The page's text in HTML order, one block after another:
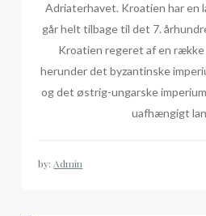
Adriaterhavet. Kroatien har en
går helt tilbage til det 7.
Kroatien regeret af en række
herunder det byzantinske
og det østrig-ungarske
uafhængigt
by: Admin